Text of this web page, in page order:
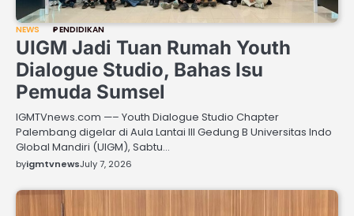
NEWS PENDIDIKAN
UIGM Jadi Tuan Rumah Youth
Dialogue Studio, Bahas Isu
Pemuda Sumsel
IGMTVnews.com —– Youth Dialogue Studio Chapter
Palembang digelar di Aula Lantai III Gedung B Universitas Indo
Global Mandiri (UIGM), Sabtu…
byigmtvnewsJuly 7, 2026